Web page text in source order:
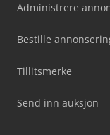
Administrere
Bestille
Tillitsmerke
Send inn auksjon